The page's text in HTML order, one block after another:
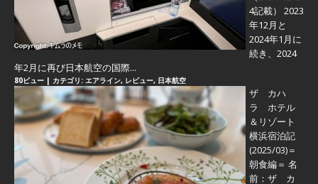
4記載） 2023
年12月と
2024年1月に
続き、2024
年2月に再び日本航空の国際...
80ビュー | カテゴリ: エアライン, レビュー, 日本航空
ザ カハ
ラ ホテル
＆リゾート
横浜宿泊記
(2025/03)＝
朝食編＝ 名
前：ザ カ